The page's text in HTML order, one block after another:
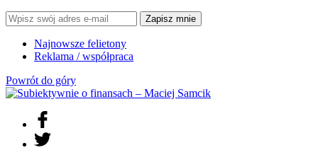
Zapisz mnie
Najnowsze felietony
Reklama / współpraca
Powrót do góry